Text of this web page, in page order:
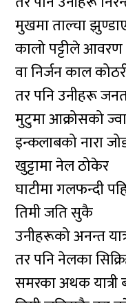
मुखमा ताल्चा
कालो पट्टीले
वा निर्जन काल
तर पनि उनीहरू
मुटुमा आक्रोसको
इन्कलाबको नारा
खुट्टामा नेल ठोकेर
घाटीमा गलफन्दी
तिमी जति सुकै
उनीहरूको अनन्त
तर पनि नेलका
समरका अथक यात्री